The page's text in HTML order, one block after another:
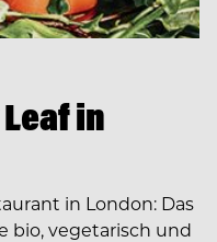
in
in London: Das
bio, vegetarisch und